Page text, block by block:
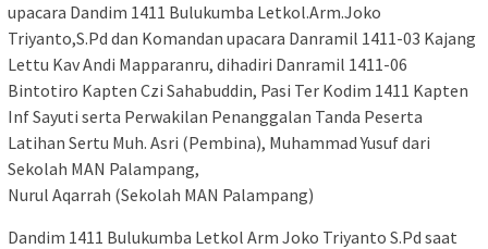
upacara Dandim 1411 Bulukumba Letkol.Arm.Joko
Triyanto,S.Pd dan Komandan upacara Danramil 1411-03 Kajang
Lettu Kav Andi Mapparanru, dihadiri Danramil 1411-06
Bintotiro Kapten Czi Sahabuddin, Pasi Ter Kodim 1411 Kapten
Inf Sayuti serta Perwakilan Penanggalan Tanda Peserta
Latihan Sertu Muh. Asri (Pembina), Muhammad Yusuf dari
Sekolah MAN Palampang,
Nurul Aqarrah (Sekolah MAN Palampang)
Dandim 1411 Bulukumba Letkol Arm Joko Triyanto S.Pd saat